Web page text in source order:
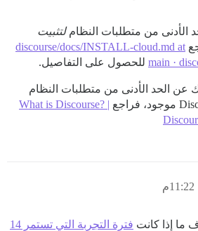
الأدنى من متطلبات النظاملتثبيت
discourse/docs/INSTALL-cloud.md at
main · للحصول على التفاصيل.
عن الحد الأدنى من متطلبات النظام
What is Discourse? |
ما إذا كانت
فترة التجربة التي تستمر 14